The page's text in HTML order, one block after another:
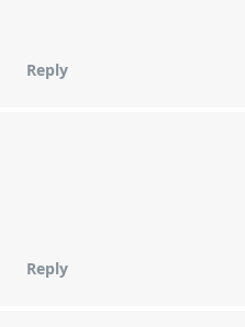
Reply
Reply